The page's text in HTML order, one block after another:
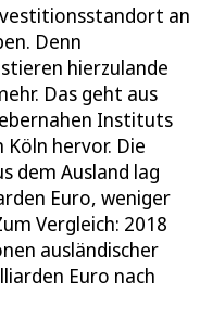
an
Denn
hierzulande
Das geht aus
Instituts
hervor. Die
dem Ausland lag
Euro, weniger
Vergleich: 2018
ausländischer
Euro nach